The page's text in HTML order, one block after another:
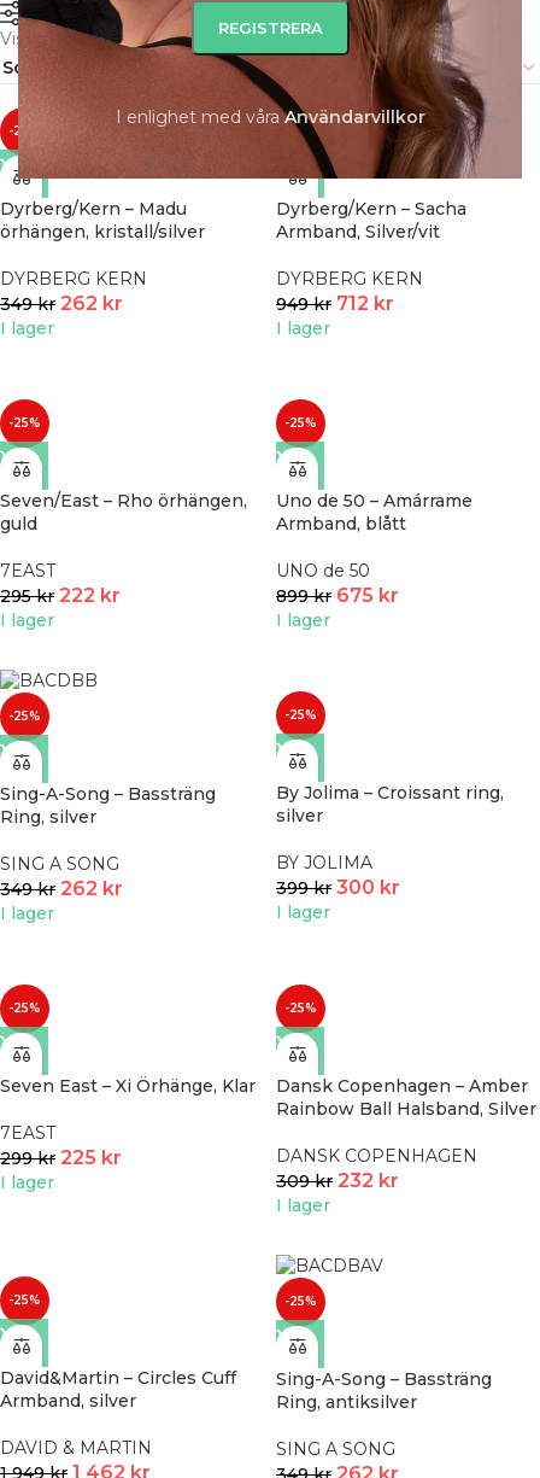
I enlighet med våraAnvändarvillkor
FILTRERA
Visar alla 15 resultat
-25%
Dyrberg/Kern – Madu
örhängen, kristall/silver
DYRBERG KERN
349kr 262 kr
I lager
-25%
Dyrberg/Kern – Sacha
Armband, Silver/vit
DYRBERG KERN
949kr 712 kr
I lager
-25%
Seven/East – Rho örhängen,
guld
7EAST
295kr 222 kr
I lager
-25%
Uno de 50 – Amárrame
Armband, blått
UNO de 50
899kr 675 kr
I lager
-25%
Sing-A-Song – Bassträng
Ring, silver
SING A SONG
349kr 262 kr
I lager
-25%
By Jolima – Croissant ring,
silver
BY JOLIMA
399kr 300 kr
I lager
-25%
Seven East – Xi Örhänge, Klar
7EAST
299kr 225 kr
I lager
-25%
Dansk Copenhagen – Amber
Rainbow Ball Halsband, Silver
DANSK COPENHAGEN
309kr 232 kr
I lager
-25%
David&Martin – Circles Cuff
Armband, silver
DAVID & MARTIN
1 949kr 1 462 kr
-25%
Sing-A-Song – Bassträng
Ring, antiksilver
SING A SONG